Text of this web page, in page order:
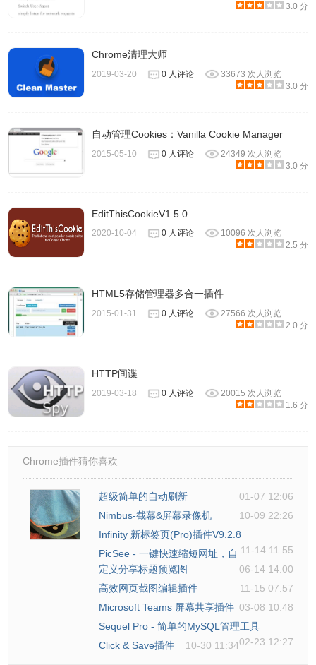
3.0 分
Chrome清理大师
2019-03-20 0 人评论
33673 次人浏览
3.0 分
自动管理Cookies：Vanilla Cookie Manager
2015-05-10 0 人评论
24349 次人浏览
3.0 分
EditThisCookieV1.5.0
2020-10-04 0 人评论
10096 次人浏览
2.5 分
HTML5存储管理器多合一插件
2015-01-31 0 人评论
27566 次人浏览
2.0 分
HTTP间谍
2019-03-18 0 人评论
20015 次人浏览
1.6 分
Chrome插件猜你喜欢
超级简单的自动刷新
01-07 12:06
Nimbus-截幕&屏幕录像机
10-09 22:26
Infinity 新标签页(Pro)插件V9.2.8
11-14 11:55
PicSee - 一键快速缩短网址，自
定义分享标题预览图
06-14 14:00
高效网页截图编辑插件
11-15 07:57
Microsoft Teams 屏幕共享插件 03-08 10:48
Sequel Pro - 简单的MySQL管理工具
02-23 12:27
Click & Save插件 10-30 11:34